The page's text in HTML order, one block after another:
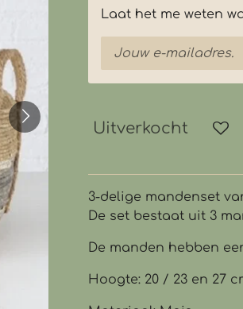
Laat het me weten
Uitverkocht
3-delige mandenset
De set bestaat uit 3
De manden hebben
Hoogte: 20 / 23 en 27